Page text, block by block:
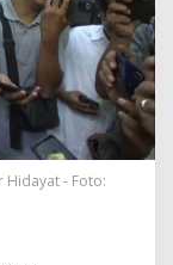
Hidayat - Foto: